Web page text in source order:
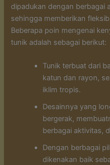
dipadukan dengan berbagai
sehingga memberikan
Beberapa poin mengenai
tunik adalah sebagai berikut:
Tunik terbuat dari
katun dan rayon,
iklim tropis.
Desainnya yang
bergerak,
berbagai aktivitas,
Dengan berbagai
dikenakan baik